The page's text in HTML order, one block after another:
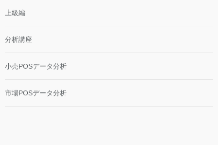
上級編
分析講座
小売POSデータ分析
市場POSデータ分析